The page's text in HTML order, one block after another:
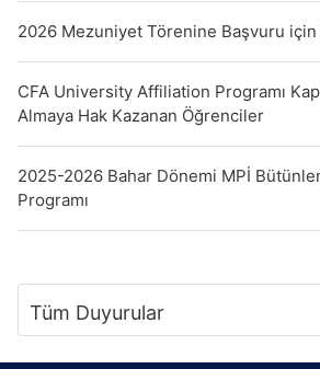
2026 Mezuniyet Törenine Başvuru için
CFA University Affiliation Programı
Almaya Hak Kazanan Öğrenciler
2025-2026 Bahar Dönemi MPİ
Programı
Tüm Duyurular